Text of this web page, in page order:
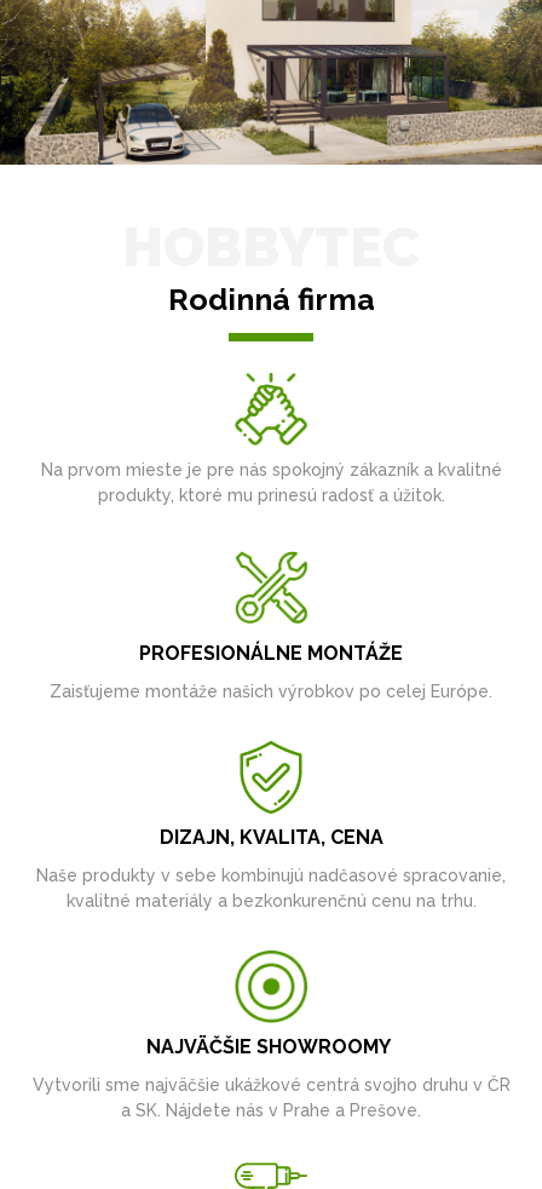
Rodinná firma
Na prvom mieste je pre nás spokojný zákazník a kvalitné
produkty, ktoré mu prinesú radosť a úžitok.
PROFESIONÁLNE MONTÁŽE
Zaisťujeme montáže našich výrobkov po celej Európe.
DIZAJN, KVALITA, CENA
Naše produkty v sebe kombinujú nadčasové spracovanie,
kvalitné materiály a bezkonkurenčnú cenu na trhu.
NAJVÄČŠIE SHOWROOMY
Vytvorili sme najväčšie ukážkové centrá svojho druhu v ČR
a SK. Nájdete nás v Prahe a Prešove.